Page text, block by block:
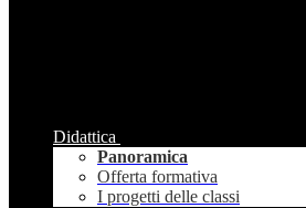
Didattica
Panoramica
Offerta formativa
I progetti delle classi